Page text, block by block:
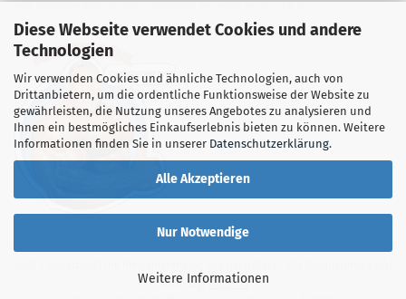
Diese Webseite verwendet Cookies und andere
Technologien
Wir verwenden Cookies und ähnliche Technologien, auch von
Drittanbietern, um die ordentliche Funktionsweise der Website zu
gewährleisten, die Nutzung unseres Angebotes zu analysieren und
Ihnen ein bestmögliches Einkaufserlebnis bieten zu können. Weitere
Informationen finden Sie in unserer Datenschutzerklärung.
Alle Akzeptieren
Nur Notwendige
Weitere Informationen
MwSt. zzgl.Versand